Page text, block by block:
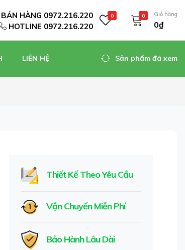
BÁN HÀNG 0972.216.220
HOTLINE 0972.216.220
0 0 Giỏ hàng
0₫
LIÊN HỆ Sản phẩm đã xem
Thiết Kế Theo Yêu Cầu
Vận Chuyển Miễn Phí
Bảo Hành Lâu Dài